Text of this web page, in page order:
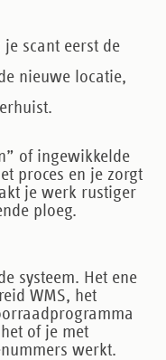
je scant eerst de
nieuwe locatie,
of ingewikkelde
proces en je zorgt
je werk rustiger
ploeg.
systeem. Het ene
WMS, het
of je met
werkt.